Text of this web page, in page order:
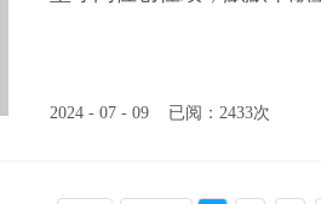
2024 - 07 - 09 已阅：2433次